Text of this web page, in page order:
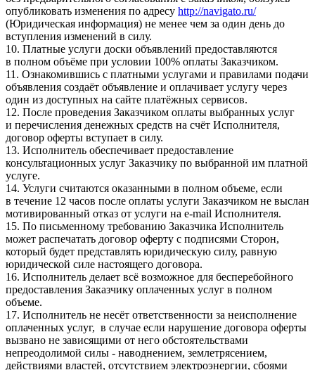
опубликовать изменения по адресу http://navigato.ru/
(Юридическая информация) не менее чем за один день до
вступления изменений в силу.
10. Платные услуги доски объявлений предоставляются
в полном объёме при условии 100% оплаты Заказчиком.
11. Ознакомившись с платными услугами и правилами подачи
объявления создаёт объявление и оплачивает услугу через
один из доступных на сайте платёжных сервисов.
12. После проведения Заказчиком оплаты выбранных услуг
и перечисления денежных средств на счёт Исполнителя,
договор оферты вступает в силу.
13. Исполнитель обеспечивает предоставление
консультационных услуг Заказчику по выбранной им платной
услуге.
14. Услуги считаются оказанными в полном объеме, если
в течение 12 часов после оплаты услуги Заказчиком не выслан
мотивированный отказ от услуги на e-mail Исполнителя.
15. По письменному требованию Заказчика Исполнитель
может распечатать договор оферту с подписями Сторон,
который будет представлять юридическую силу, равную
юридической силе настоящего договора.
16. Исполнитель делает всё возможное для бесперебойного
предоставления Заказчику оплаченных услуг в полном
объеме.
17. Исполнитель не несёт ответственности за неисполнение
оплаченных услуг, в случае если нарушение договора оферты
вызвано не зависящими от него обстоятельствами
непреодолимой силы - наводнением, землетрясением,
действиями властей, отсутствием электроэнергии, сбоями